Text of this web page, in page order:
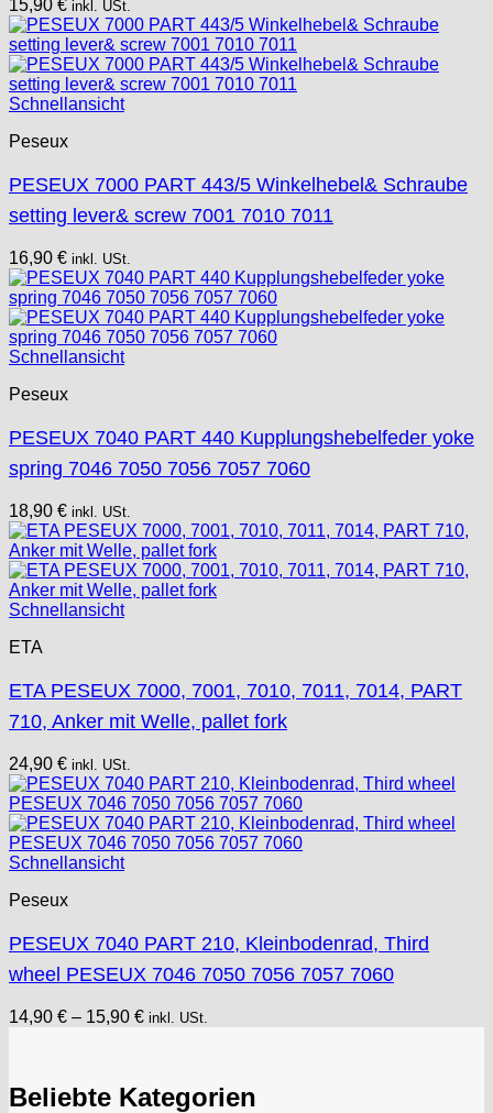
15,90 € inkl. USt.
Schnellansicht
Peseux
PESEUX 7000 PART 443/5 Winkelhebel& Schraube
setting lever& screw 7001 7010 7011
16,90 € inkl. USt.
Schnellansicht
Peseux
PESEUX 7040 PART 440 Kupplungshebelfeder yoke
spring 7046 7050 7056 7057 7060
18,90 € inkl. USt.
Schnellansicht
ETA
ETA PESEUX 7000, 7001, 7010, 7011, 7014, PART
710, Anker mit Welle, pallet fork
24,90 € inkl. USt.
Schnellansicht
Peseux
PESEUX 7040 PART 210, Kleinbodenrad, Third
wheel PESEUX 7046 7050 7056 7057 7060
14,90 € – 15,90 € inkl. USt.
Beliebte Kategorien